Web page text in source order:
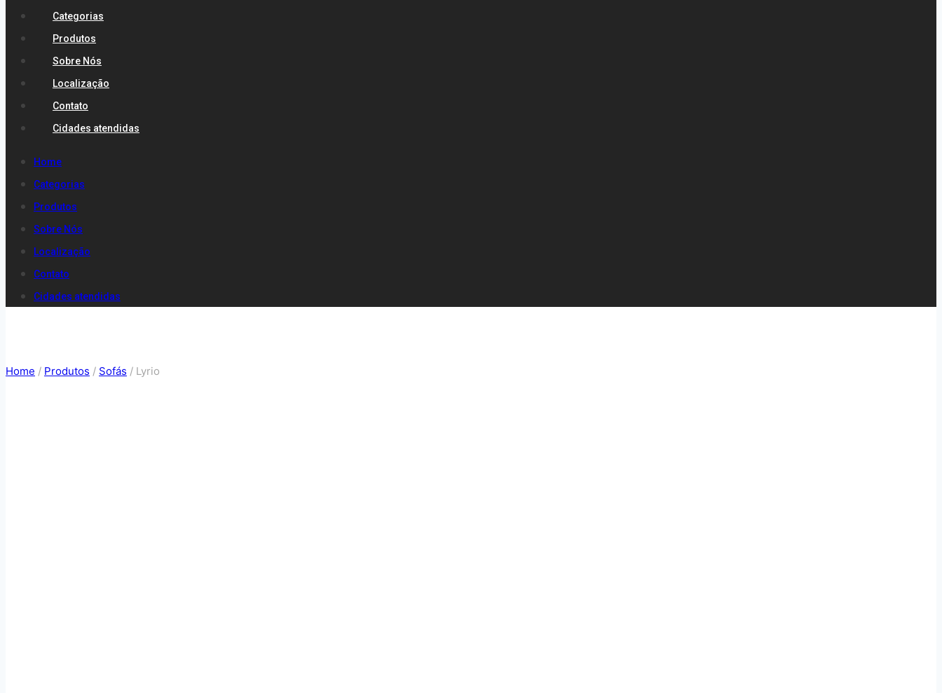
Categorias
Produtos
Sobre Nós
Localização
Contato
Cidades atendidas
Home
Categorias
Produtos
Sobre Nós
Localização
Contato
Cidades atendidas
Home / Produtos / Sofás / Lyrio